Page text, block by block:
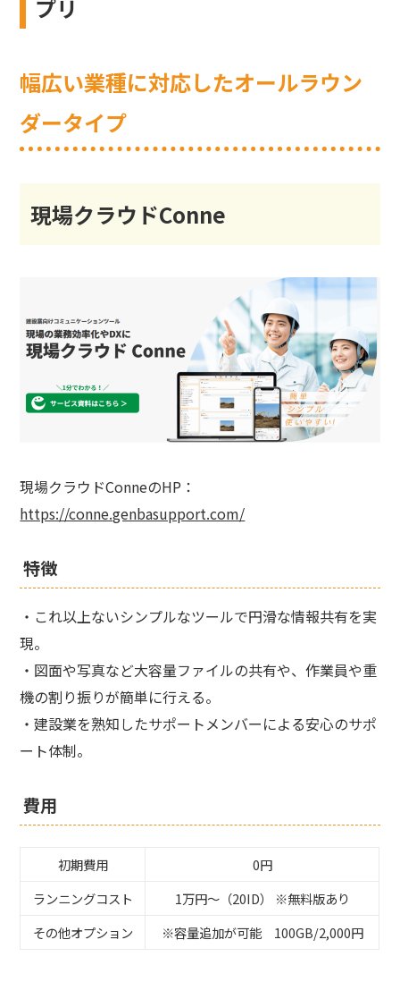
プリ
幅広い業種に対応したオールラウン
ダータイプ
現場クラウドConne
現場クラウドConneのHP：
https://conne.genbasupport.com/
特徴
・これ以上ないシンプルなツールで円滑な情報共有を実
現。
・図面や写真など大容量ファイルの共有や、作業員や重
機の割り振りが簡単に行える。
・建設業を熟知したサポートメンバーによる安心のサポ
ート体制。
費用
初期費用
0円
ランニングコスト
1万円～（20ID） ※無料版あり
その他オプション
※容量追加が可能 100GB/2,000円